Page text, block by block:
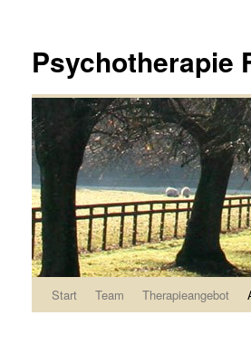
Psychotherapie
Springe
Start Team Therapieangebot